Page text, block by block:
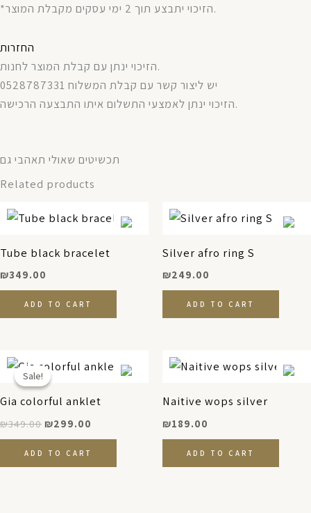
*הזיכוי יתבצע תוך 2 ימי עסקים מקבלת המוצר.
החזרות
הזיכוי ינתן עם קבלת המוצר לחנות.
יש ליצור קשר עם קבלת המשלוח 0528787331
הזיכוי ינתן לאמצעי התשלום איתו התבצעה הרכישה.
תכשיטים שאולי תאהבי גם
Related products
Tube black bracelet
₪349.00
ADD TO CART
Silver afro ring S
₪249.00
ADD TO CART
Sale!
Sale!
Gia colorful anklet
₪349.00
price
was:
₪349.00.
₪299.00
price
₪299.00.
ADD TO CART
Naitive wops silver
₪189.00
ADD TO CART